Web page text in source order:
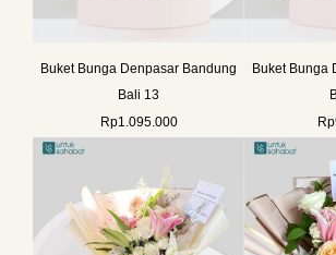
Buket Bunga Denpasar Bandung
Bali 13
Rp1.095.000
Buket Bunga
Rp